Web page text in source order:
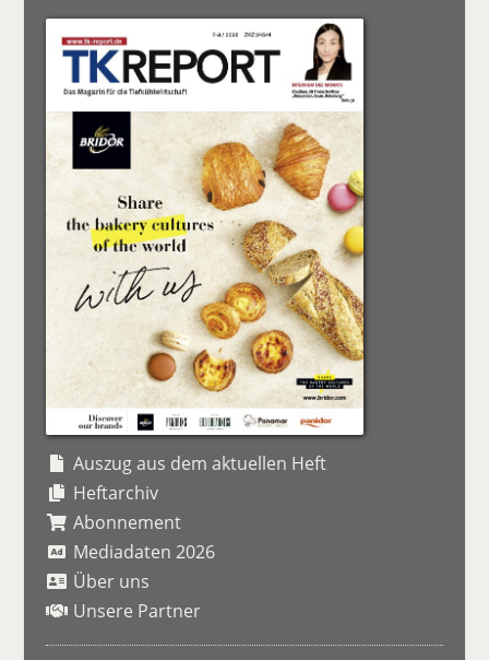
Auszug aus dem aktuellen Heft
Heftarchiv
Abonnement
Mediadaten 2026
Über uns
Unsere Partner